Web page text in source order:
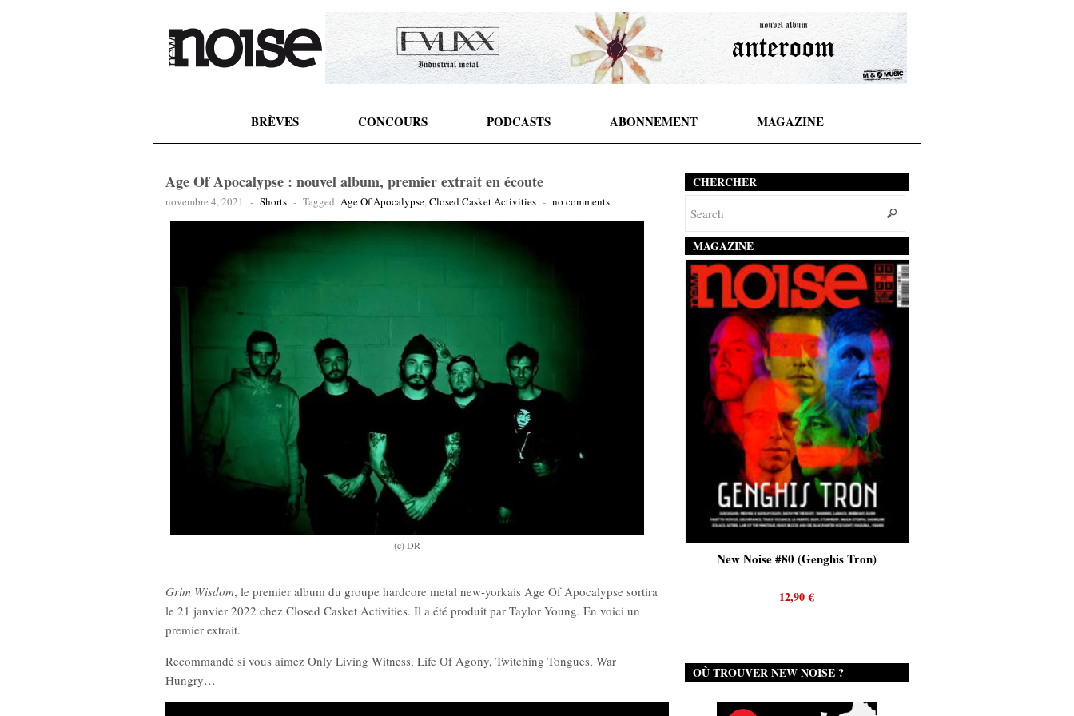
BRÈVES CONCOURS PODCASTS ABONNEMENT MAGAZINE
Age Of Apocalypse : nouvel album, premier extrait en écoute
novembre 4, 2021 - Shorts - Tagged: Age Of Apocalypse,Closed Casket Activities - no comments
(c) DR
Grim Wisdom, le premier album du groupe hardcore metal new-yorkais Age Of Apocalypse sortira
le 21 janvier 2022 chez Closed Casket Activities. Il a été produit par Taylor Young. En voici un
premier extrait.
Recommandé si vous aimez Only Living Witness, Life Of Agony, Twitching Tongues, War
Hungry…
CHERCHER
MAGAZINE
12,90€
New Noise #80 (Genghis Tron)
OÙ TROUVER NEW NOISE ?